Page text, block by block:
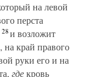
на левой
перста
28и возложит
на край правого
руки его и на
гдекровь